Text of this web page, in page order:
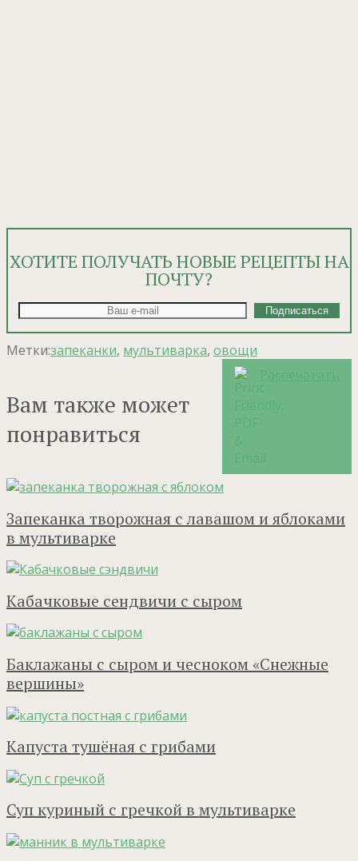
ХОТИТЕ ПОЛУЧАТЬ НОВЫЕ РЕЦЕПТЫ НА
ПОЧТУ?
Метки:запеканки, мультиварка, овощи
Вам также может
понравиться
Запеканка творожная с лавашом и яблоками
в мультиварке
Кабачковые сендвичи с сыром
Баклажаны с сыром и чесноком «Снежные
вершины»
Капуста тушёная с грибами
Суп куриный с гречкой в мультиварке